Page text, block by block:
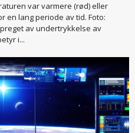
var varmere (rød) eller
en lang periode av tid. Foto:
av undertrykkelse av
i...